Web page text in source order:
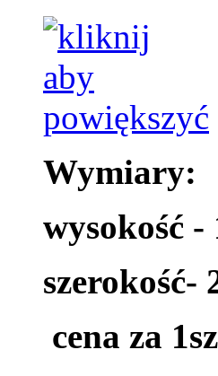
Wymiary:
wysokość -
szerokość-
cena za